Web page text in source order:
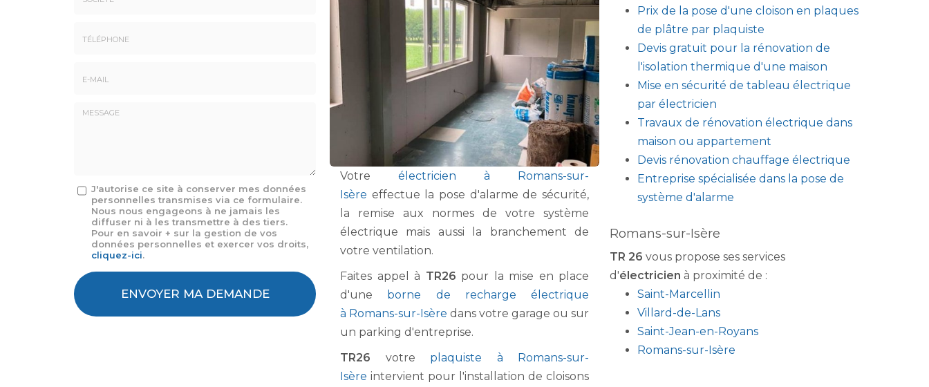
Message
J'autorise ce site à conserver mes données
personnelles transmises via ce formulaire.
Nous nous engageons à ne jamais les
diffuser ni à les transmettre à des tiers.
Pour en savoir + sur la gestion de vos
données personnelles et exercer vos droits,
cliquez-ici.
Acceptation
RGPD
ENVOYER MA DEMANDE
Votre électricien à Romans-sur-
Isère effectue la pose d'alarme de sécurité,
la remise aux normes de votre système
électrique mais aussi la branchement de
votre ventilation.
Faites appel à TR26 pour la mise en place
d'une borne de recharge électrique
à Romans-sur-Isère dans votre garage ou sur
un parking d'entreprise.
TR26 votre plaquiste à Romans-sur-
Isère intervient pour l'installation de cloisons
Prix de la pose d'une cloison en plaques
de plâtre par plaquiste
Devis gratuit pour la rénovation de
l'isolation thermique d'une maison
Mise en sécurité de tableau électrique
par électricien
Travaux de rénovation électrique dans
maison ou appartement
Devis rénovation chauffage électrique
Entreprise spécialisée dans la pose de
système d'alarme
Romans-sur-Isère
TR 26 vous propose ses services
d'électricien à proximité de :
Saint-Marcellin
Villard-de-Lans
Saint-Jean-en-Royans
Romans-sur-Isère